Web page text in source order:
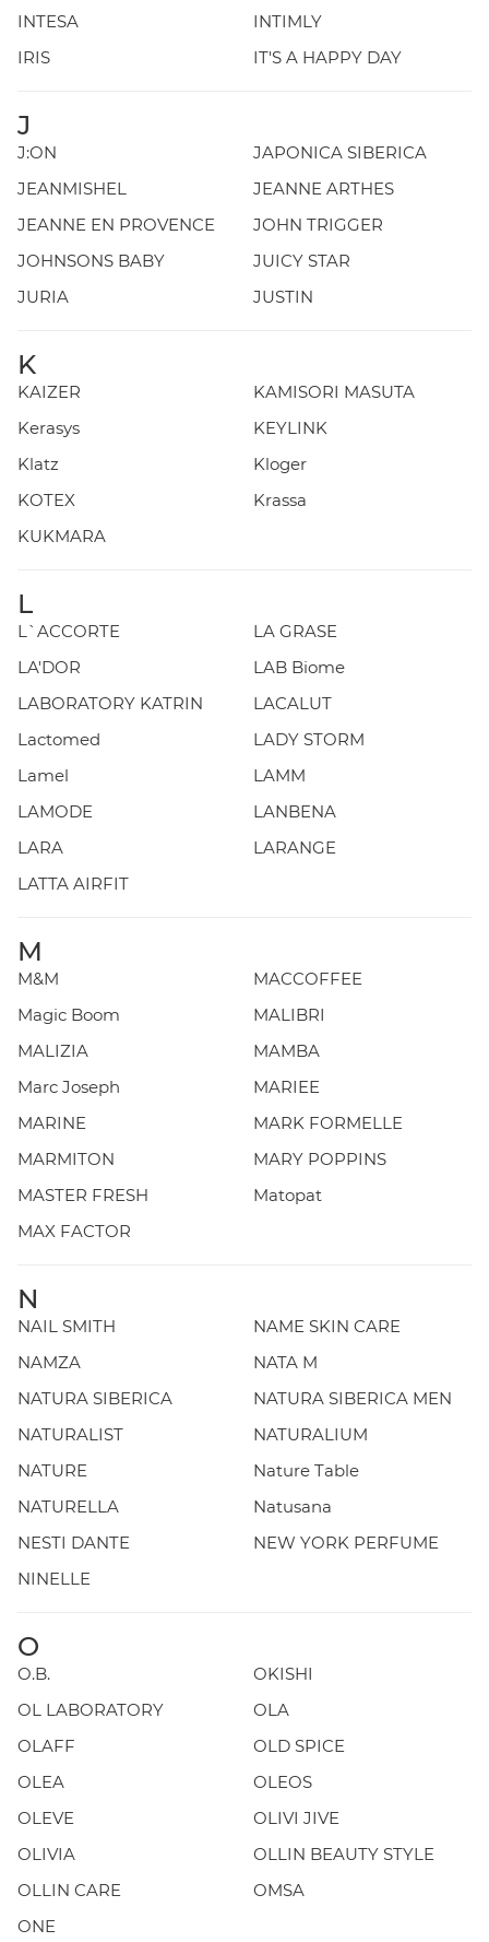
INTESA
INTIMLY
IRIS
IT'S A HAPPY DAY
J
J:ON
JAPONICA SIBERICA
JEANMISHEL
JEANNE ARTHES
JEANNE EN PROVENCE
JOHN TRIGGER
JOHNSONS BABY
JUICY STAR
JURIA
JUSTIN
K
KAIZER
KAMISORI MASUTA
Kerasys
KEYLINK
Klatz
Kloger
KOTEX
Krassa
KUKMARA
L
L`ACCORTE
LA GRASE
LA'DOR
LAB Biome
LABORATORY KATRIN
LACALUT
Lactomed
LADY STORM
Lamel
LAMM
LAMODE
LANBENA
LARA
LARANGE
LATTA AIRFIT
M
M&M
MACCOFFEE
Magic Boom
MALIBRI
MALIZIA
MAMBA
Marc Joseph
MARIEE
MARINE
MARK FORMELLE
MARMITON
MARY POPPINS
MASTER FRESH
Matopat
MAX FACTOR
N
NAIL SMITH
NAME SKIN CARE
NAMZA
NATA M
NATURA SIBERICA
NATURA SIBERICA MEN
NATURALIST
NATURALIUM
NATURE
Nature Table
NATURELLA
Natusana
NESTI DANTE
NEW YORK PERFUME
NINELLE
O
O.B.
OKISHI
OL LABORATORY
OLA
OLAFF
OLD SPICE
OLEA
OLEOS
OLEVE
OLIVI JIVE
OLIVIA
OLLIN BEAUTY STYLE
OLLIN CARE
OMSA
ONE